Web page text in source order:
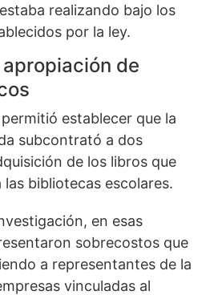
realizando bajo los
por la ley.
de
establecer que la
subcontrató a dos
de los libros que
bibliotecas escolares.
en esas
sobrecostos que
a representantes de la
vinculadas al